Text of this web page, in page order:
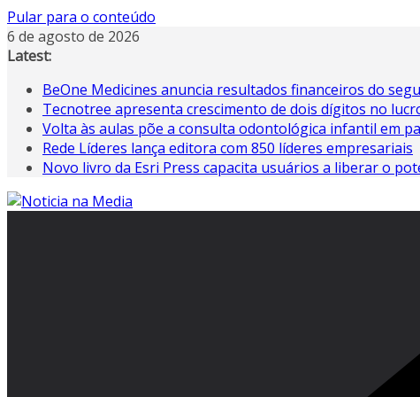
Pular para o conteúdo
6 de agosto de 2026
Latest:
BeOne Medicines anuncia resultados financeiros do
Tecnotree apresenta crescimento de dois dígitos no
Volta às aulas põe a consulta odontológica infantil em
Rede Líderes lança editora com 850 líderes empresariais
Novo livro da Esri Press capacita usuários a liberar o